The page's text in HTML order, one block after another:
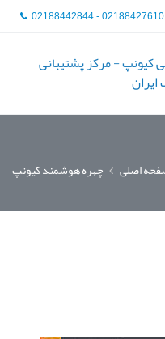
02188442844 -
اصلی چهره هوشمند کیونپ